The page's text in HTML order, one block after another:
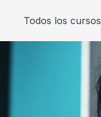
Todos los cursos